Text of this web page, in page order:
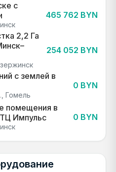
с
465 762 BYN
2,2 Га
254 052 BYN
с землей в
Гомель
0 BYN
помещения в
Импульс
0 BYN